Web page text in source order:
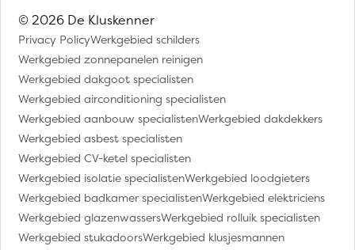
© 2026 De Kluskenner
Privacy PolicyWerkgebied schilders
Werkgebied zonnepanelen reinigen
Werkgebied dakgoot specialisten
Werkgebied airconditioning specialisten
Werkgebied aanbouw specialistenWerkgebied dakdekkers
Werkgebied asbest specialisten
Werkgebied CV-ketel specialisten
Werkgebied isolatie specialistenWerkgebied loodgieters
Werkgebied badkamer specialistenWerkgebied elektriciens
Werkgebied glazenwassersWerkgebied rolluik specialisten
Werkgebied stukadoorsWerkgebied klusjesmannen